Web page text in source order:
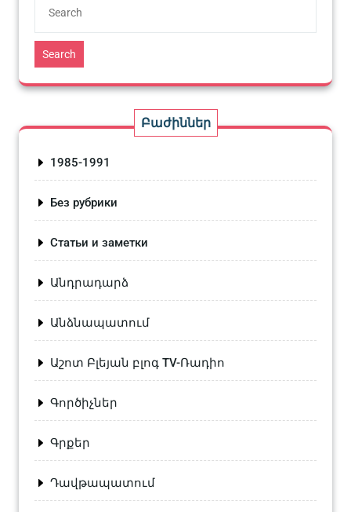
Search
Բաժիններ
1985-1991
Без рубрики
Статьи и заметки
Անդրադարձ
Անձնապատում
Աշոտ Բլեյան բլոգ TV-Ռադիո
Գործիչներ
Գրքեր
Դավթապատում